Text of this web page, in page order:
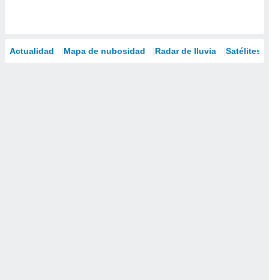
Actualidad Mapa de nubosidad Radar de lluvia Satélites